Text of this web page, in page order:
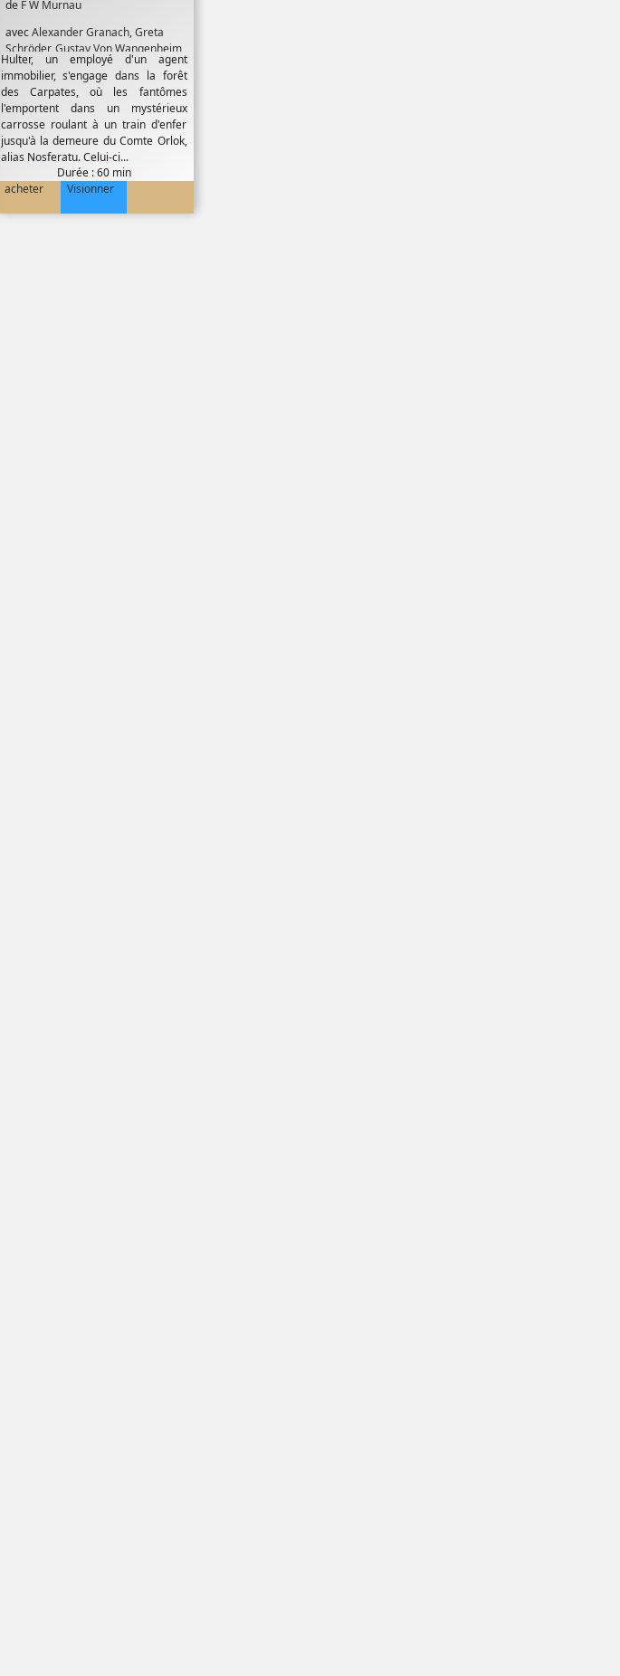
de F W Murnau
avecAlexander Granach,Greta
Schröder, Gustav Von Wangenheim,
John Gottowt ,Max Schreck
Hulter, un employé d'un agent
immobilier, s'engage dans la forêt
des Carpates, où les fantômes
l'emportent dans un mystérieux
carrosse roulant à un train d'enfer
jusqu'à la demeure du Comte Orlok,
alias Nosferatu. Celui-ci...
Durée : 60 min
acheter
Visionner